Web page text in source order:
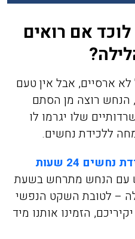
אם רואים
ארסיים, אבל אין טעם
הנחש רוצה מן הסתם
שלו יגרמו לו
ללכידת נחשים.
שירותי לכידת נחשים 24 שעות
עם הנחש מתרחש בשעת
– לטובת השקט הנפשי
הזמינו אותנו מיד